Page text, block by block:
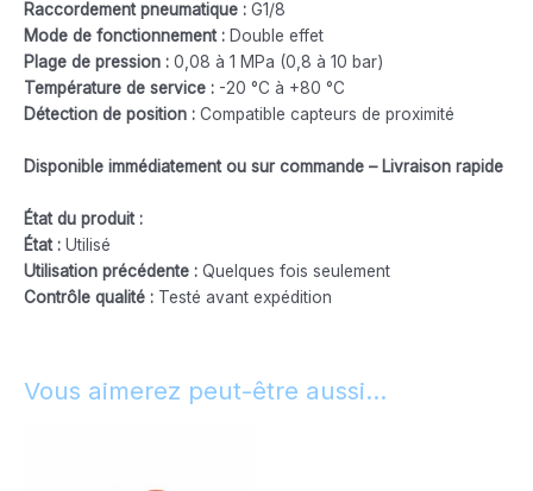
Raccordement pneumatique : G1/8
Mode de fonctionnement : Double effet
Plage de pression : 0,08 à 1 MPa (0,8 à 10 bar)
Température de service : -20 °C à +80 °C
Détection de position : Compatible capteurs de proximité
Disponible immédiatement ou sur commande – Livraison rapide
État du produit :
État : Utilisé
Utilisation précédente : Quelques fois seulement
Contrôle qualité : Testé avant expédition
Vous aimerez peut-être aussi…